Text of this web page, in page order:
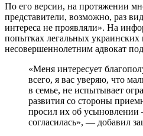
По его версии, на протяжении
представители, возможно, раз
интереса не проявляли». На
попытках легальных украинских
несовершеннолетним адвокат
«Меня интересует
всего, я вас уверяю, что
в семье, не испытывает
развития со стороны
просил их об
согласилась», — добавил